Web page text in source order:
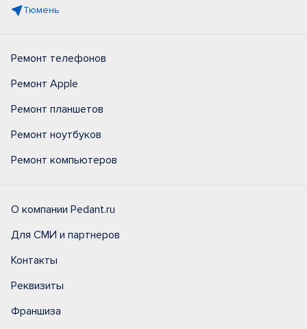
Тюмень
Ремонт телефонов
Ремонт Apple
Ремонт планшетов
Ремонт ноутбуков
Ремонт компьютеров
О компании Pedant.ru
Для СМИ и партнеров
Контакты
Реквизиты
Франшиза